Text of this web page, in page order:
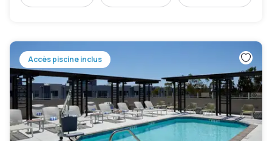
Accès piscine inclus